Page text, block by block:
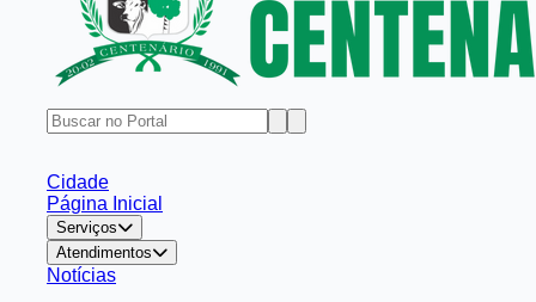
Cidade
Página Inicial
Serviços
Atendimentos
Notícias